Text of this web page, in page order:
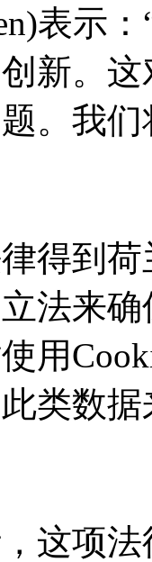
表示
新。
。我
到荷
法来
用
类数
项法